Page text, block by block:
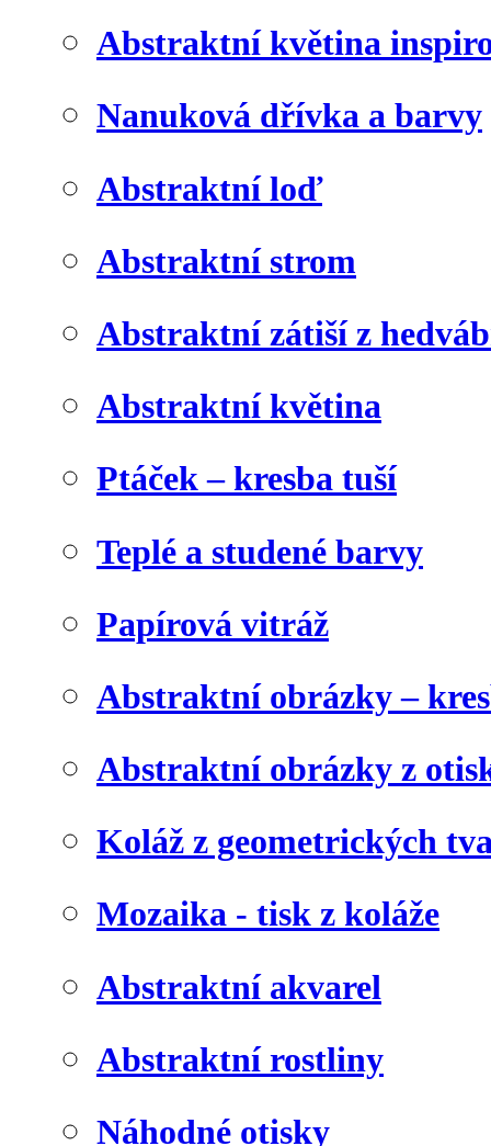
Abstraktní květina
Nanuková dřívka a barvy
Abstraktní loď
Abstraktní strom
Abstraktní zátiší z
Abstraktní květina
Ptáček – kresba tuší
Teplé a studené barvy
Papírová vitráž
Abstraktní obrázky –
Abstraktní obrázky z
Koláž z geometrických
Mozaika - tisk z koláže
Abstraktní akvarel
Abstraktní rostliny
Náhodné otisky